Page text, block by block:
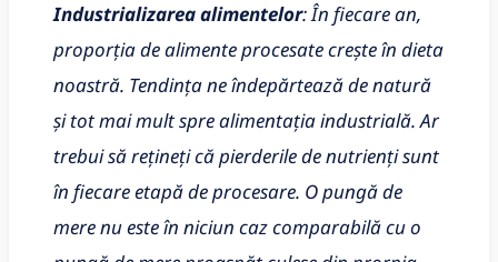
Industrializarea alimentelor: În fiecare an,
proporția de alimente procesate crește în dieta
noastră. Tendința ne îndepărtează de natură
și tot mai mult spre alimentația industrială. Ar
trebui să rețineți că pierderile de nutrienți sunt
în fiecare etapă de procesare. O pungă de
mere nu este în niciun caz comparabilă cu o